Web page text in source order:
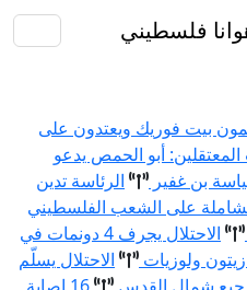
فلسطيني
بيت فوريك ويعتدون على
المعتقلين: أبو الحمص يدعو
بن غفير
الرئاسة تدين
على الشعب الفلسطيني
الاحتلال يجرف 4 دونمات في
الاحتلال يسلّم